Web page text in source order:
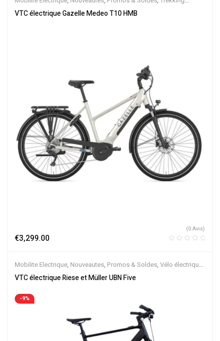
électrique,Vélo électrique ville,Velos Electriques
VTC électrique Gazelle Medeo T10 HMB
€3,299.00
(0 Avis)
Mobilite Electrique, Nouveautes, Promos & Soldes, Vélo électrique
ville,Velos Electriques, VTC Electrique
VTC électrique Riese et Müller UBN Five
-9%